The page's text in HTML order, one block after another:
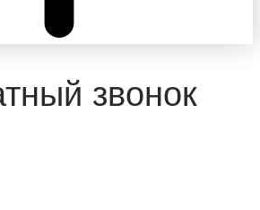
звонок